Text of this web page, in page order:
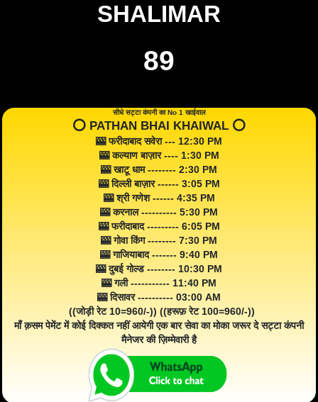
SHALIMAR
89
सीधे सट्टा कंपनी का No 1 खाईवाल
⭕️ PATHAN BHAI KHAIWAL ⭕️
🎰 फरीदाबाद सवेरा --- 12:30 PM
🎰 कल्याण बाज़ार ---- 1:30 PM
🎰 खाटू धाम -------- 2:30 PM
🎰 दिल्ली बाज़ार ------ 3:05 PM
🎰 श्री गणेश ------ 4:35 PM
🎰 करनाल ---------- 5:30 PM
🎰 फरीदाबाद --------- 6:05 PM
🎰 गोवा किंग -------- 7:30 PM
🎰 गाजियाबाद ------- 9:40 PM
🎰 दुबई गोल्ड -------- 10:30 PM
🎰 गली ----------- 11:40 PM
🎰 दिसावर ---------- 03:00 AM
((जोड़ी रेट 10=960/-)) ((हरूफ़ रेट 100=960/-))
माँ क़सम पेमेंट में कोई दिक्कत नहीं आयेगी एक बार सेवा का मोका जरूर दे सट्टा कंपनी
मैनेजर की ज़िम्मेवारी है